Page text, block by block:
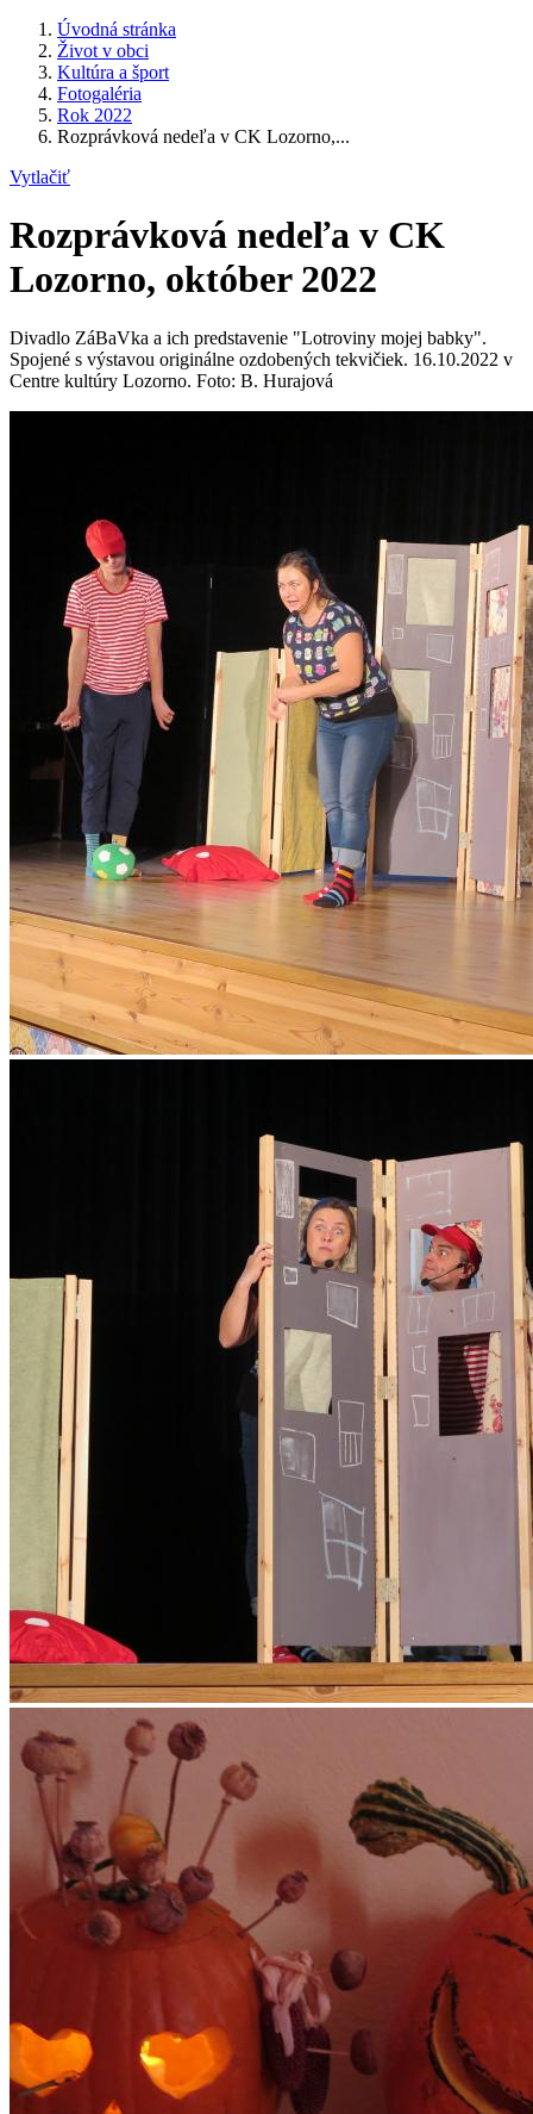
Úvodná stránka
Život v obci
Kultúra a šport
Fotogaléria
Rok 2022
Rozprávková nedeľa v CK Lozorno,...
Vytlačiť
Rozprávková nedeľa v CK
Lozorno, október 2022
Divadlo ZáBaVka a ich predstavenie "Lotroviny mojej babky".
Spojené s výstavou originálne ozdobených tekvičiek. 16.10.2022 v
Centre kultúry Lozorno. Foto: B. Hurajová